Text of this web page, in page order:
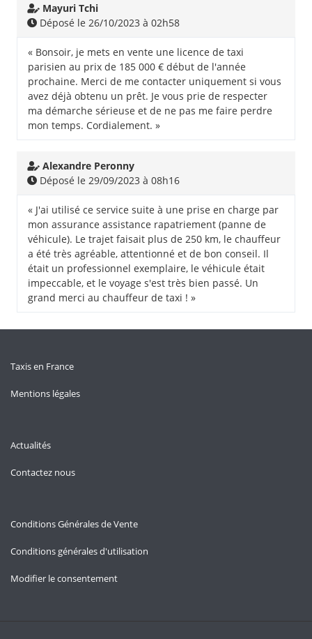
Mayuri Tchi
Déposé le 26/10/2023 à 02h58
« Bonsoir, je mets en vente une licence de taxi
parisien au prix de 185 000 € début de l'année
prochaine. Merci de me contacter uniquement si vous
avez déjà obtenu un prêt. Je vous prie de respecter
ma démarche sérieuse et de ne pas me faire perdre
mon temps. Cordialement. »
Alexandre Peronny
Déposé le 29/09/2023 à 08h16
« J'ai utilisé ce service suite à une prise en charge par
mon assurance assistance rapatriement (panne de
véhicule). Le trajet faisait plus de 250 km, le chauffeur
a été très agréable, attentionné et de bon conseil. Il
était un professionnel exemplaire, le véhicule était
impeccable, et le voyage s'est très bien passé. Un
grand merci au chauffeur de taxi ! »
Taxis en France
Mentions légales
Actualités
Contactez nous
Conditions Générales de Vente
Conditions générales d'utilisation
Modifier le consentement